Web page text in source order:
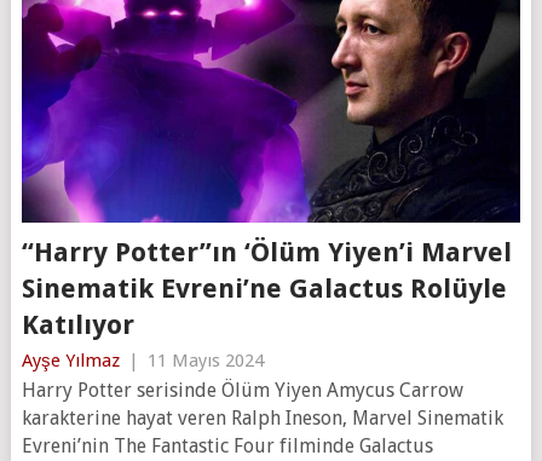
“Harry Potter”ın ‘Ölüm Yiyen’i Marvel
Sinematik Evreni’ne Galactus Rolüyle
Katılıyor
Ayşe Yılmaz 11 Mayıs 2024
Harry Potter serisinde Ölüm Yiyen Amycus Carrow
karakterine hayat veren Ralph Ineson, Marvel Sinematik
Evreni’nin The Fantastic Four filminde Galactus